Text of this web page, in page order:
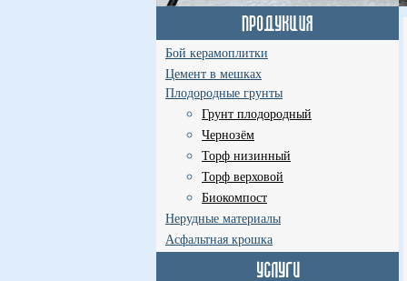
Бой керамоплитки
Цемент в мешках
Плодородные грунты
Грунт плодородный
Чернозём
Торф низинный
Торф верховой
Биокомпост
Нерудные материалы
Асфальтная крошка